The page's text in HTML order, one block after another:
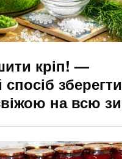
кріп! —
зберегти
на всю